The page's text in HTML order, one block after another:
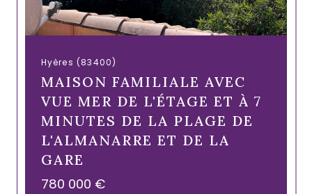
Hyères (83400)
MAISON FAMILIALE AVEC
VUE MER DE L'ÉTAGE ET À 7
MINUTES DE LA PLAGE DE
L'ALMANARRE ET DE LA
GARE
780 000 €